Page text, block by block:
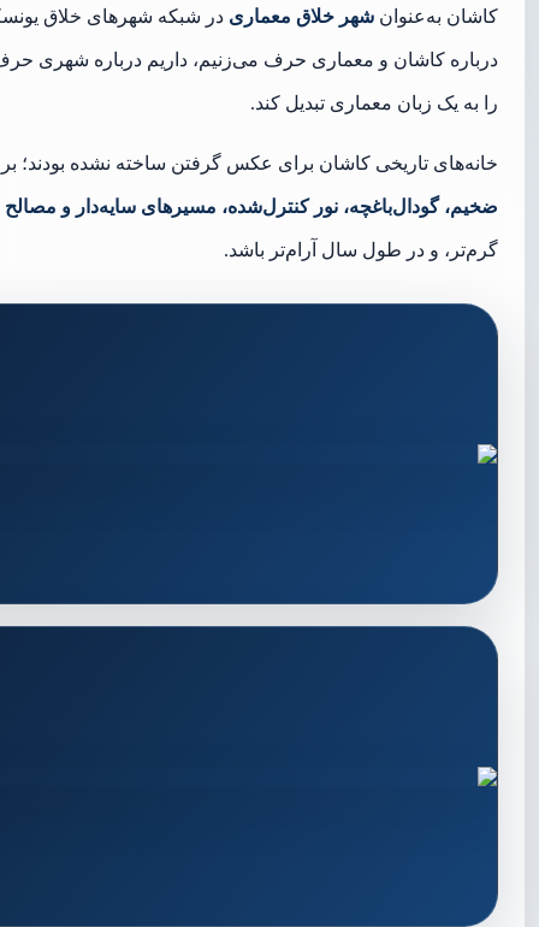
کاشان به‌عنوان شهر خلاق معماری در شبکه شهرهای خلاق
درباره کاشان و معماری حرف می‌زنیم، داریم درباره شهری
را به یک زبان معماری تبدیل کند.
خانه‌های تاریخی کاشان برای عکس گرفتن ساخته نشده بودند؛
ضخیم، گودال‌باغچه، نور کنترل‌شده، مسیرهای سایه‌دار و
گرم‌تر، و در طول سال آرام‌تر باشد.